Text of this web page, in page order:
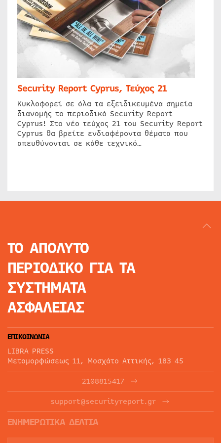
Security Report Cyprus, Τεύχος 21
Κυκλοφορεί σε όλα τα εξειδικευμένα σημεία
διανομής το περιοδικό Security Report
Cyprus! Στο νέο τεύχος 21 του Security Report
Cyprus θα βρείτε ενδιαφέροντα θέματα που
απευθύνονται σε κάθε τεχνικό…
ΤΟ ΑΠΟΛΥΤΟ
ΠΕΡΙΟΔΙΚΟ ΓΙΑ ΤΑ
ΣΥΣΤΗΜΑΤΑ
ΑΣΦΑΛΕΙΑΣ
ΕΠΙΚΟΙΝΩΝΙΑ
LIBRA PRESS
Μεταμορφώσεως 11, Μοσχάτο Αττικής, 183 45
2108815417
support@securityreport.gr
ΕΝΗΜΕΡΩΤΙΚΑ ΔΕΛΤΙΑ